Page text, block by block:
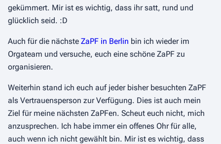
gekümmert. Mir ist es wichtig, dass ihr satt, rund und
glücklich seid. :D
Auch für die nächste ZaPF in Berlin bin ich wieder im
Orgateam und versuche, euch eine schöne ZaPF zu
organisieren.
Weiterhin stand ich euch auf jeder bisher besuchten ZaPF
als Vertrauensperson zur Verfügung. Dies ist auch mein
Ziel für meine nächsten ZaPFen. Scheut euch nicht, mich
anzusprechen. Ich habe immer ein offenes Ohr für alle,
auch wenn ich nicht gewählt bin. Mir ist es wichtig, dass